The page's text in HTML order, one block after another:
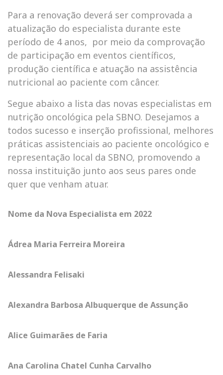
Para a renovação deverá ser comprovada a
atualização do especialista durante este
período de 4 anos, por meio da comprovação
de participação em eventos científicos,
produção científica e atuação na assistência
nutricional ao paciente com câncer.
Segue abaixo a lista das novas especialistas em
nutrição oncológica pela SBNO. Desejamos a
todos sucesso e inserção profissional, melhores
práticas assistenciais ao paciente oncológico e
representação local da SBNO, promovendo a
nossa instituição junto aos seus pares onde
quer que venham atuar.
Nome da Nova Especialista em 2022
Ádrea Maria Ferreira Moreira
Alessandra Felisaki
Alexandra Barbosa Albuquerque de Assunção
Alice Guimarães de Faria
Ana Carolina Chatel Cunha Carvalho